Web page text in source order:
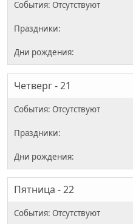
Четверг - 21
Пятница - 22